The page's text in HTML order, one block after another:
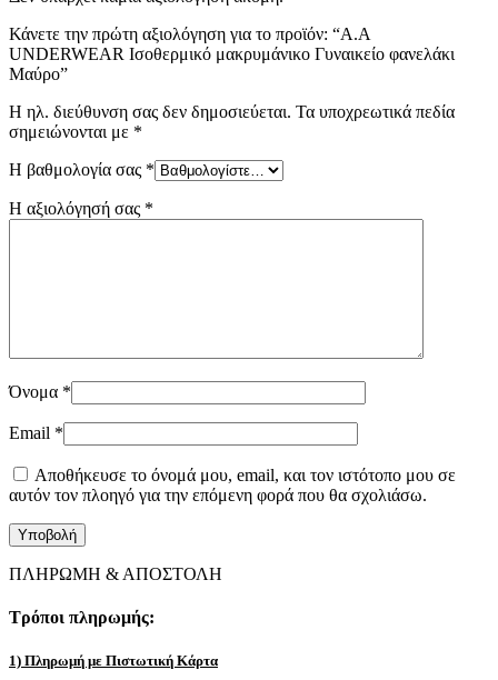
Κάνετε την πρώτη αξιολόγηση για το προϊόν: “Α.A
UNDERWEAR Ισοθερμικό μακρυμάνικο Γυναικείο φανελάκι
Μαύρο”
Η ηλ. διεύθυνση σας δεν δημοσιεύεται. Τα υποχρεωτικά πεδία
σημειώνονται με *
Η βαθμολογία σας *
Η αξιολόγησή σας *
Όνομα *
Email *
Αποθήκευσε το όνομά μου, email, και τον ιστότοπο μου σε
αυτόν τον πλοηγό για την επόμενη φορά που θα σχολιάσω.
ΠΛΗΡΩΜΗ & ΑΠΟΣΤΟΛΗ
Τρόποι πληρωμής:
1) Πληρωμή με Πιστωτική Κάρτα